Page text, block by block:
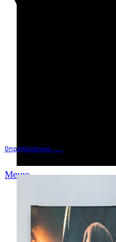
Определение...
Меню